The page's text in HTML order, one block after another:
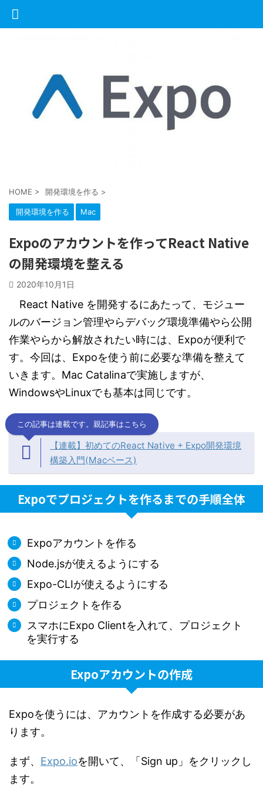
HOME > 開発環境を作る >
開発環境を作る Mac
Expoのアカウントを作ってReact Native
の開発環境を整える
2020年10月1日
React Native を開発するにあたって、モジュー
ルのバージョン管理やらデバッグ環境準備やら公開
作業やらから解放されたい時には、Expoが便利で
す。今回は、Expoを使う前に必要な準備を整えて
いきます。Mac Catalinaで実施しますが、
WindowsやLinuxでも基本は同じです。
この記事は連載です。親記事はこちら
【連載】初めてのReact Native + Expo開発環境
構築入門(Macベース)
Expoでプロジェクトを作るまでの手順全体
Expoアカウントを作る
Node.jsが使えるようにする
Expo-CLIが使えるようにする
プロジェクトを作る
スマホにExpo Clientを入れて、プロジェクト
を実行する
Expoアカウントの作成
Expoを使うには、アカウントを作成する必要があ
ります。
まず、 Expo.ioを開いて、「Sign up」をクリックし
ます。